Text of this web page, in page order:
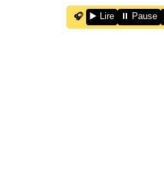
🎧 ▶️ Lire ⏸️ Pause